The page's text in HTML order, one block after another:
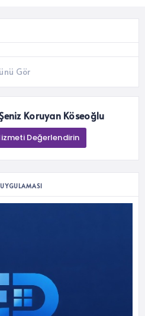
Gör
Koruyan Köseoğlu
Değerlendirin